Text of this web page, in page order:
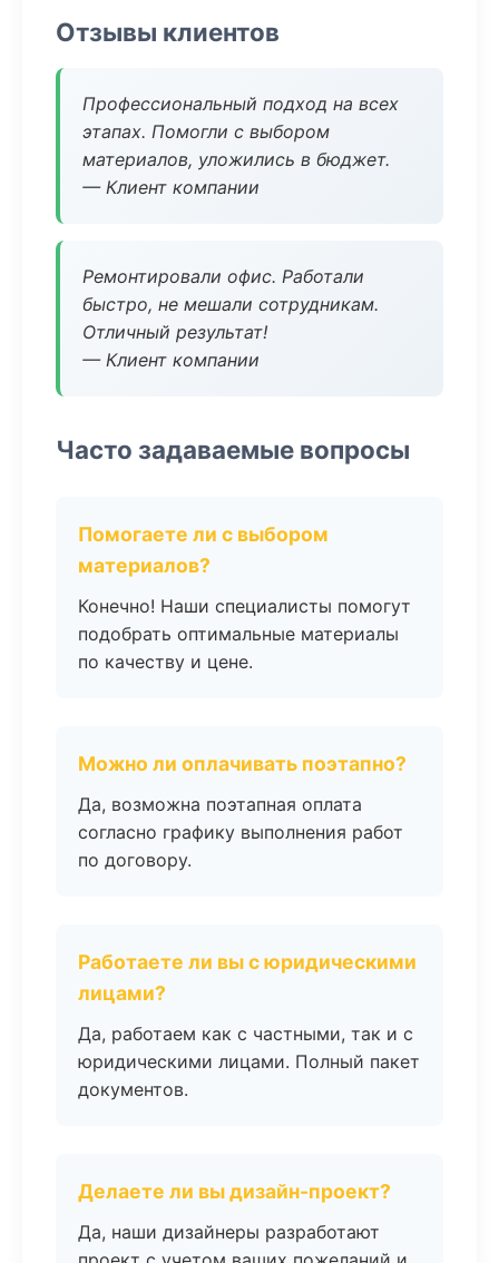
Отзывы клиентов
Профессиональный подход на всех
этапах. Помогли с выбором
материалов, уложились в бюджет.
— Клиент компании
Ремонтировали офис. Работали
быстро, не мешали сотрудникам.
Отличный результат!
— Клиент компании
Часто задаваемые вопросы
Помогаете ли с выбором
материалов?
Конечно! Наши специалисты помогут
подобрать оптимальные материалы
по качеству и цене.
Можно ли оплачивать поэтапно?
Да, возможна поэтапная оплата
согласно графику выполнения работ
по договору.
Работаете ли вы с юридическими
лицами?
Да, работаем как с частными, так и с
юридическими лицами. Полный пакет
документов.
Делаете ли вы дизайн-проект?
Да, наши дизайнеры разработают